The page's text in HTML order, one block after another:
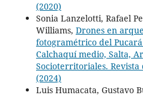
(2020)
Sonia Lanzelotti, Rafael
Williams, Drones en
fotogramétrico del
Calchaquí medio, Salta,
Socioterritoriales. Revista
(2024)
Luis Humacata, Gustavo